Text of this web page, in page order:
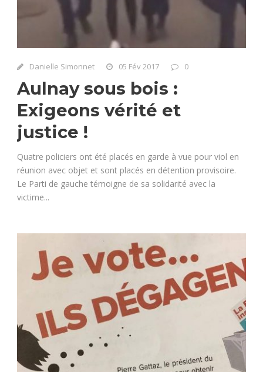
Danielle Simonnet 05 Fév 2017 0
Aulnay sous bois :
Exigeons vérité et
justice !
Quatre policiers ont été placés en garde à vue pour viol en
réunion avec objet et sont placés en détention provisoire.
Le Parti de gauche témoigne de sa solidarité avec la
victime...